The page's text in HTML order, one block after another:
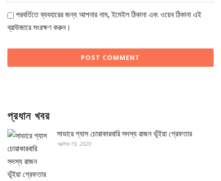
পরবর্তিতে ব্যবহারের জন্য আপনার নাম, ইমেইল ঠিকানা এবং ওয়েব ঠিকানা এই
ব্রাউজারে সংরক্ষণ করুন।
প্রধান খবর
সাভারে গ্যাস চোরাকারবারি সদস্য রাজন ভূঁইয়া গ্রেফতার
অক্টোবর 19, 2020